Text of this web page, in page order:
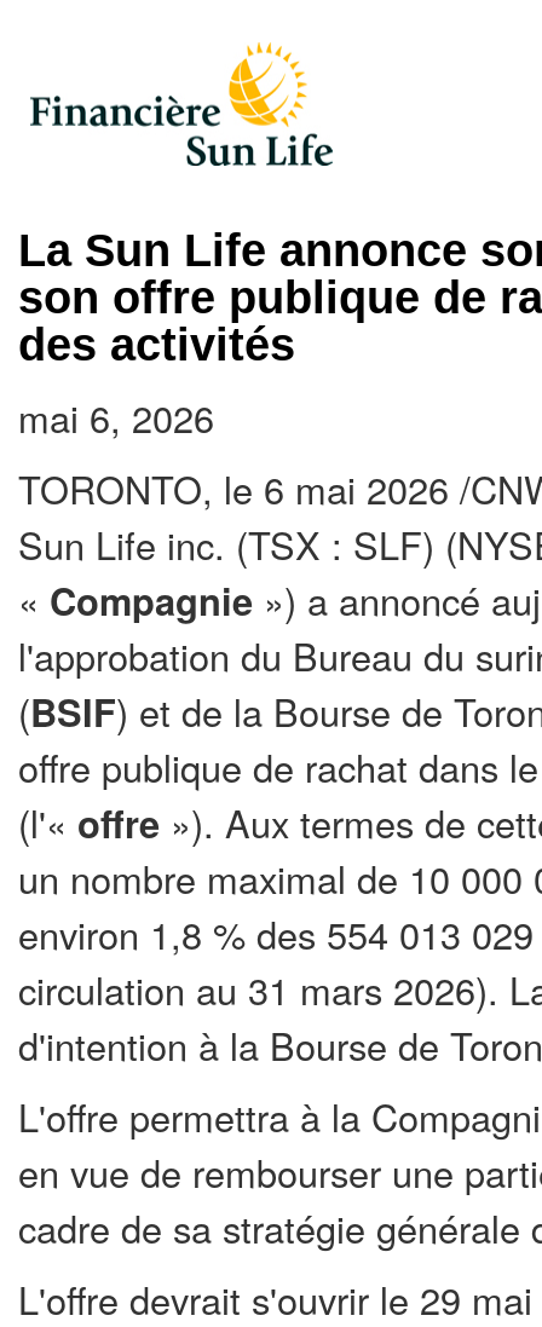
La Sun Life annonce
son offre publique de
des activités
mai 6, 2026
TORONTO, le 6 mai 2026 /
Sun Life inc. (TSX : SLF)
« Compagnie ») a annoncé
l'approbation du Bureau du
(BSIF) et de la Bourse de
offre publique de rachat dans
(l'« offre »). Aux termes de
un nombre maximal de 10
environ 1,8 % des 554 013
circulation au 31 mars 2026).
d'intention à la Bourse de
L'offre permettra à la
en vue de rembourser une
cadre de sa stratégie générale
L'offre devrait s'ouvrir le 29